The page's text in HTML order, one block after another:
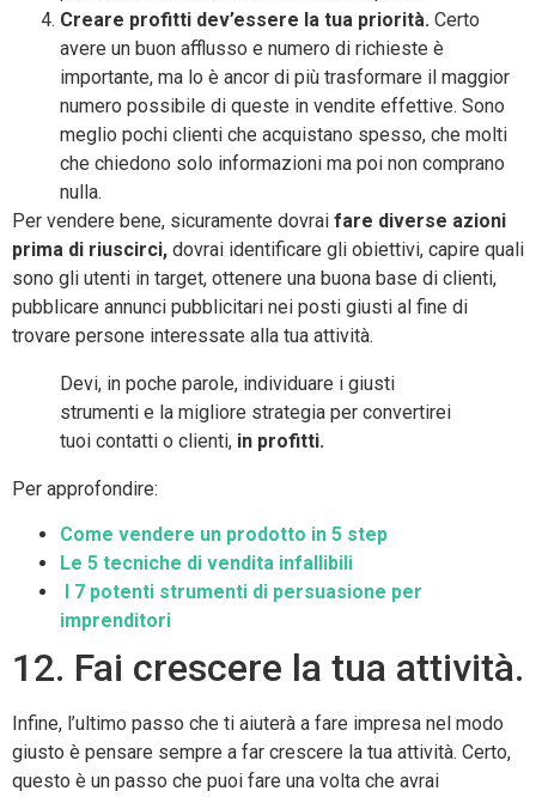
Creare profitti dev’essere la tua priorità. Certo
avere un buon afflusso e numero di richieste è
importante, ma lo è ancor di più trasformare il maggior
numero possibile di queste in vendite effettive. Sono
meglio pochi clienti che acquistano spesso, che molti
che chiedono solo informazioni ma poi non comprano
nulla.
Per vendere bene, sicuramente dovrai fare diverse azioni
prima di riuscirci, dovrai identificare gli obiettivi, capire quali
sono gli utenti in target, ottenere una buona base di clienti,
pubblicare annunci pubblicitari nei posti giusti al fine di
trovare persone interessate alla tua attività.
Devi, in poche parole, individuare i giusti
strumenti e la migliore strategia per convertirei
tuoi contatti o clienti, in profitti.
Per approfondire:
Come vendere un prodotto in 5 step
Le 5 tecniche di vendita infallibili
I 7 potenti strumenti di persuasione per
imprenditori
12. Fai crescere la tua attività.
Infine, l’ultimo passo che ti aiuterà a fare impresa nel modo
giusto è pensare sempre a far crescere la tua attività. Certo,
questo è un passo che puoi fare una volta che avrai